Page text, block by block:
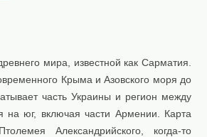
мира, известной как Сарматия.
Крыма и Азовского моря до
часть Украины и регион между
юг, включая части Армении. Карта
Александрийскoго, когда-то